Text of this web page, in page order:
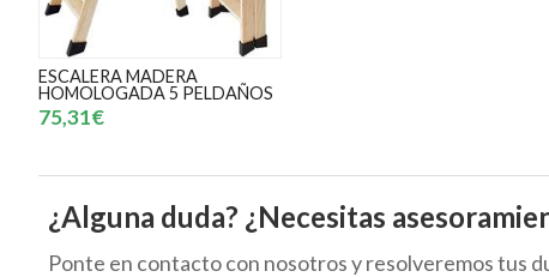
ESCALERA MADERA
HOMOLOGADA 5 PELDAÑOS
75,31€
¿Alguna duda? ¿Necesitas
Ponte en contacto con nosotros y resolveremos tus